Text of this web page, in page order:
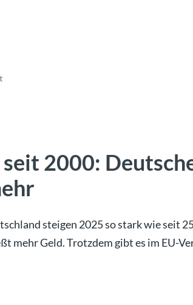
2000:
steigen 2025 so stark wie seit
mehr Geld. Trotzdem gibt es im EU-